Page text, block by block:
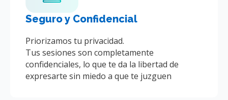
Seguro y Confidencial
Priorizamos tu privacidad.
Tus sesiones son completamente
confidenciales, lo que te da la libertad de
expresarte sin miedo a que te juzguen